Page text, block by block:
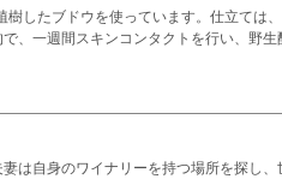
したブドウを使っています。仕立ては
、一週間スキンコンタクトを行い、野
は自身のワイナリーを持つ場所を探し